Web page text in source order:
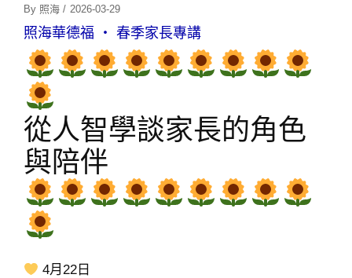
By 照海 / Posted
On
2026-03-29
照海華德福 ‧ 春季家長專講
從人智學談家長的角色
與陪伴
4月22日